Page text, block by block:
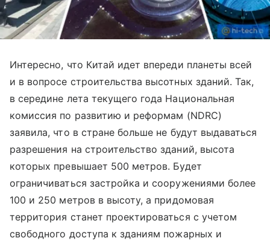
Интересно, что Китай идет впереди планеты всей
и в вопросе строительства высотных зданий. Так,
в середине лета текущего года Национальная
комиссия по развитию и реформам (NDRC)
заявила, что в стране больше не будут выдаваться
разрешения на строительство зданий, высота
которых превышает 500 метров. Будет
ограничиваться застройка и сооружениями более
100 и 250 метров в высоту, а придомовая
территория станет проектироваться с учетом
свободного доступа к зданиям пожарных и